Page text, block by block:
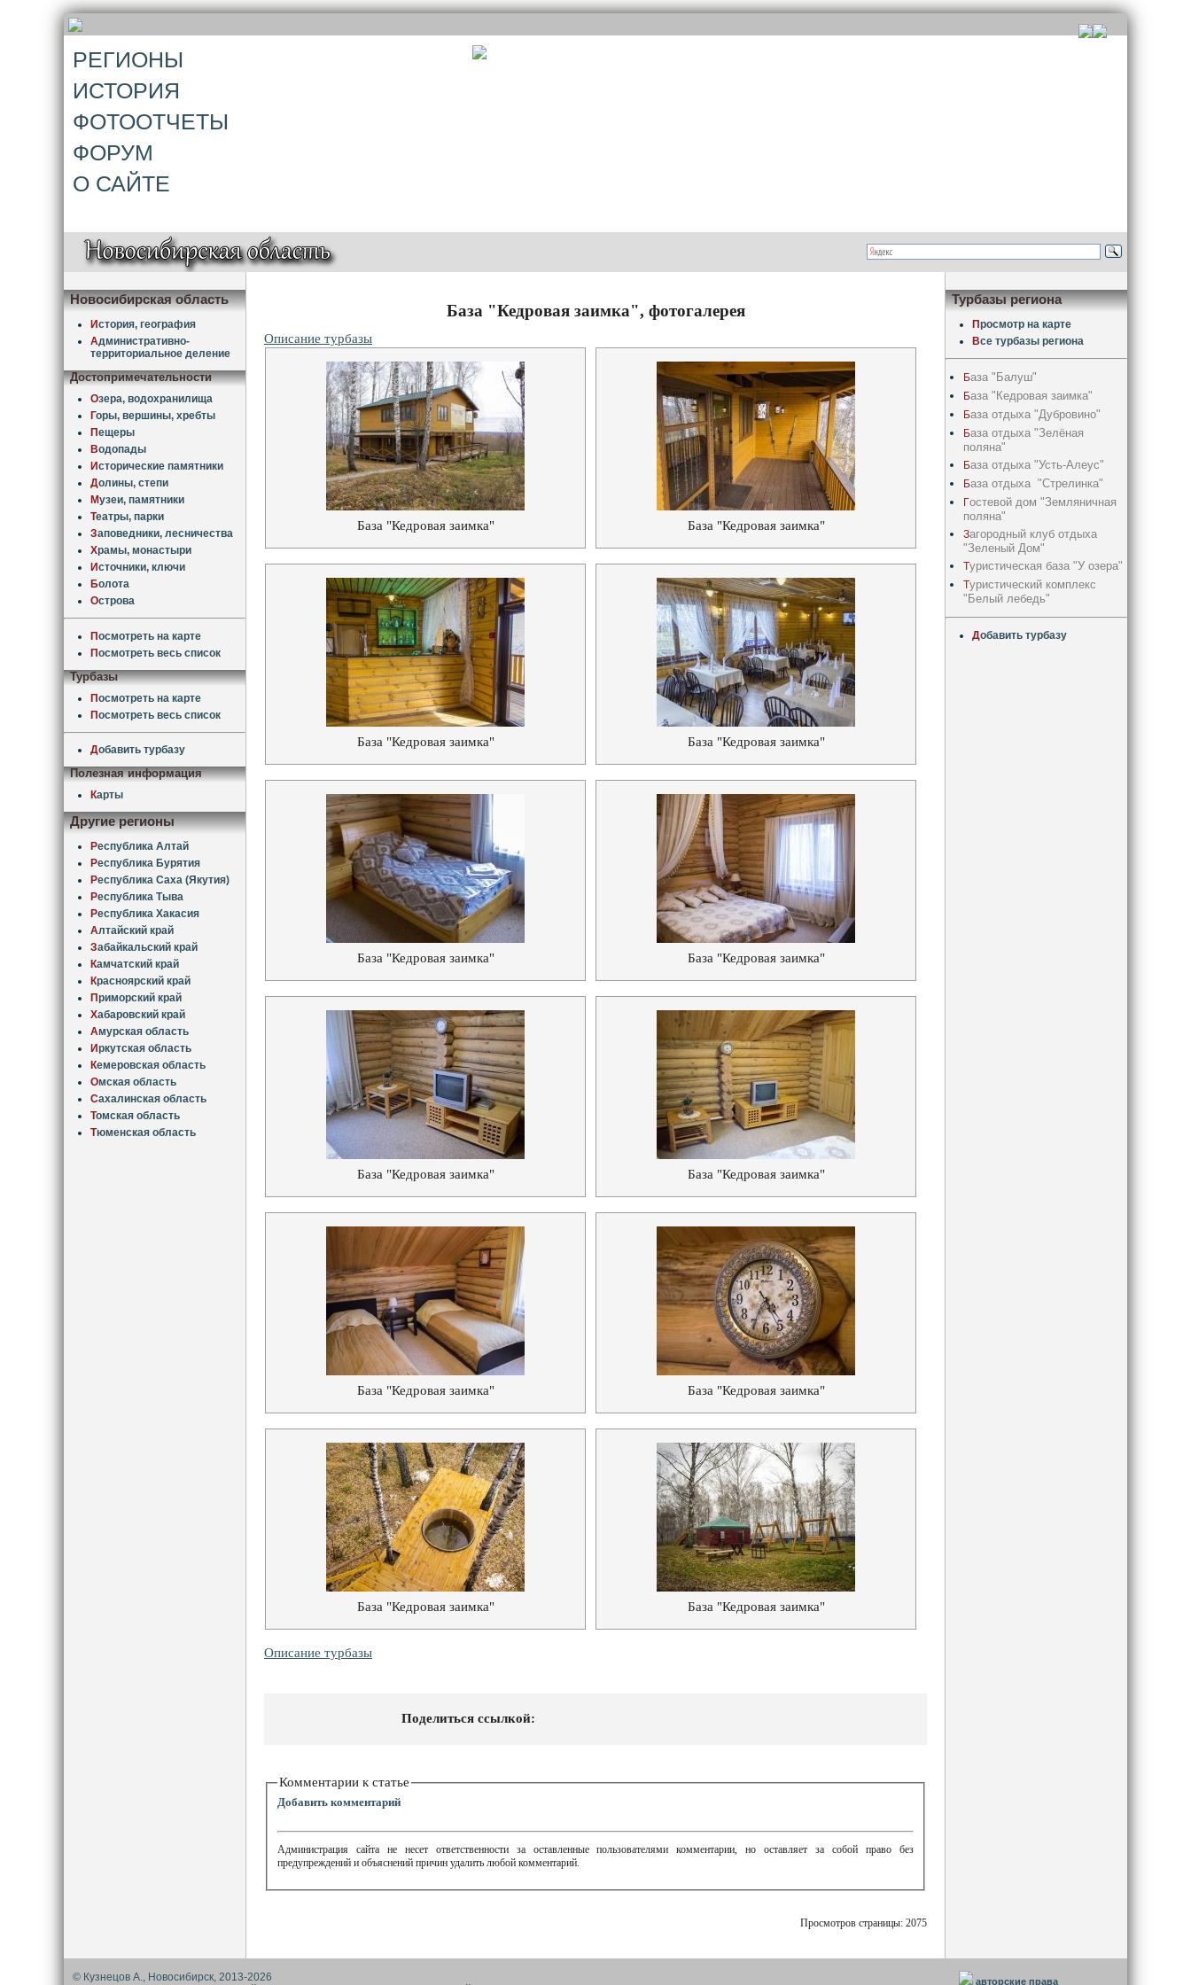
РЕГИОНЫ
ИСТОРИЯ
ФОТООТЧЕТЫ
ФОРУМ
О САЙТЕ
Новосибирская область
История, география
Административно-
территориальное деление
Достопримечательности
Озера, водохранилища
Горы, вершины, хребты
Пещеры
Водопады
Исторические памятники
Долины, степи
Музеи, памятники
Театры, парки
Заповедники, лесничества
Храмы, монастыри
Источники, ключи
Болота
Острова
Посмотреть на карте
Посмотреть весь список
Турбазы
Посмотреть на карте
Посмотреть весь список
Добавить турбазу
Полезная информация
Карты
Другие регионы
Республика Алтай
Республика Бурятия
Республика Саха (Якутия)
Республика Тыва
Республика Хакасия
Алтайский край
Забайкальский край
Камчатский край
Красноярский край
Приморский край
Хабаровский край
Амурская область
Иркутская область
Кемеровская область
Омская область
Сахалинская область
Томская область
Тюменская область
База "Кедровая заимка", фотогалерея
Описание турбазы
База "Кедровая заимка" База "Кедровая заимка"
База "Кедровая заимка" База "Кедровая заимка"
База "Кедровая заимка" База "Кедровая заимка"
База "Кедровая заимка" База "Кедровая заимка"
База "Кедровая заимка" База "Кедровая заимка"
База "Кедровая заимка" База "Кедровая заимка"
Описание турбазы
Поделиться ссылкой:
Комментарии к статье
Добавить комментарий
Администрация сайта не несет ответственности за оставленные пользователями комментарии, но оставляет за собой право без
предупреждений и объяснений причин удалить любой комментарий.
Просмотров страницы: 2075
Турбазы региона
Просмотр на карте
Все турбазы региона
База "Балуш"
База "Кедровая заимка"
База отдыха "Дубровино"
База отдыха "Зелёная
поляна"
База отдыха "Усть-Алеус"
База отдыха "Стрелинка"
Гостевой дом "Земляничная
поляна"
Загородный клуб отдыха
"Зеленый Дом"
Туристическая база "У озера"
Туристический комплекс
"Белый лебедь"
Добавить турбазу
© Кузнецов А., Новосибирск, 2013-2026
авторские права